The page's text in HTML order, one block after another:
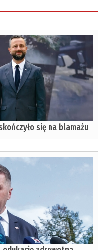
się na blamażu